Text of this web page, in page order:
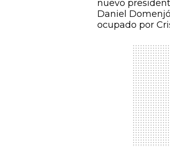
nuevo
Daniel
ocupado por